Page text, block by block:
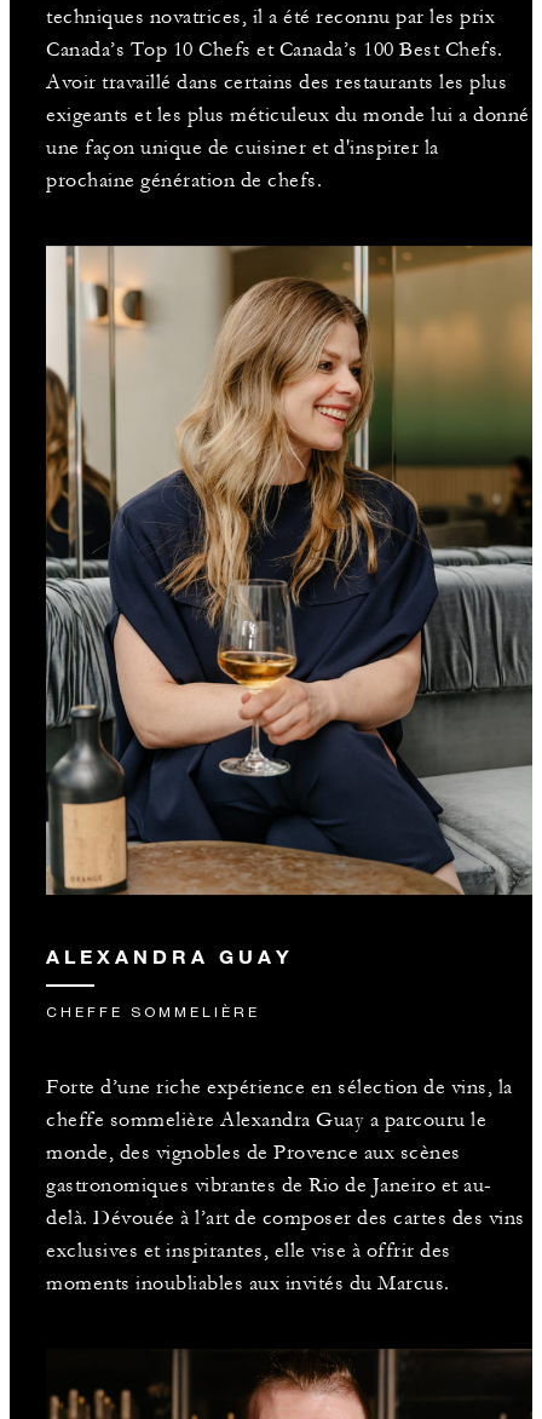
techniques novatrices, il a été reconnu par les prix
Canada’s Top 10 Chefs et Canada’s 100 Best Chefs.
Avoir travaillé dans certains des restaurants les plus
exigeants et les plus méticuleux du monde lui a donné
une façon unique de cuisiner et d'inspirer la
prochaine génération de chefs.
ALEXANDRA GUAY
CHEFFE SOMMELIÈRE
Forte d’une riche expérience en sélection de vins, la
cheffe sommelière Alexandra Guay a parcouru le
monde, des vignobles de Provence aux scènes
gastronomiques vibrantes de Rio de Janeiro et au-
delà. Dévouée à l’art de composer des cartes des vins
exclusives et inspirantes, elle vise à offrir des
moments inoubliables aux invités du Marcus.